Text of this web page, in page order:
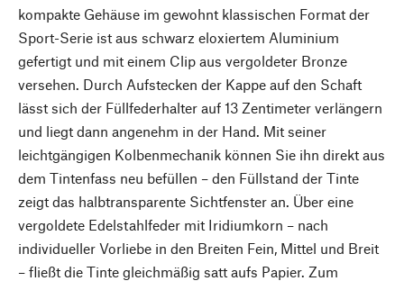
kompakte Gehäuse im gewohnt klassischen Format der
Sport-Serie ist aus schwarz eloxiertem Aluminium
gefertigt und mit einem Clip aus vergoldeter Bronze
versehen. Durch Aufstecken der Kappe auf den Schaft
lässt sich der Füllfederhalter auf 13 Zentimeter verlängern
und liegt dann angenehm in der Hand. Mit seiner
leichtgängigen Kolbenmechanik können Sie ihn direkt aus
dem Tintenfass neu befüllen – den Füllstand der Tinte
zeigt das halbtransparente Sichtfenster an. Über eine
vergoldete Edelstahlfeder mit Iridiumkorn – nach
individueller Vorliebe in den Breiten Fein, Mittel und Breit
– fließt die Tinte gleichmäßig satt aufs Papier. Zum